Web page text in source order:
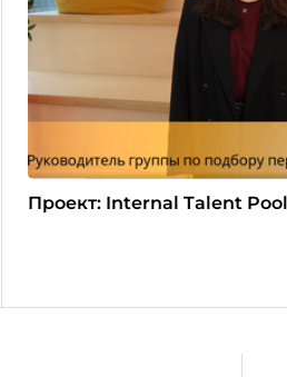
Проект: Internal Talent Pool